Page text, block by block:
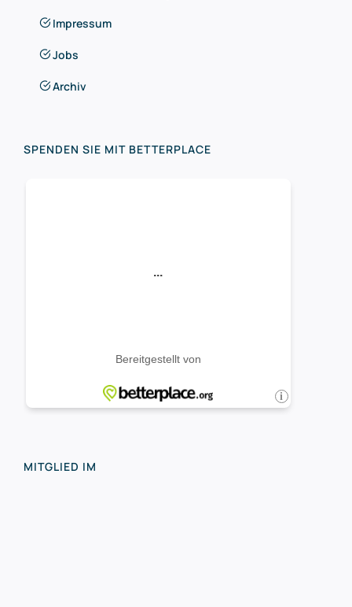
Impressum
Jobs
Archiv
SPENDEN SIE MIT BETTERPLACE
MITGLIED IM